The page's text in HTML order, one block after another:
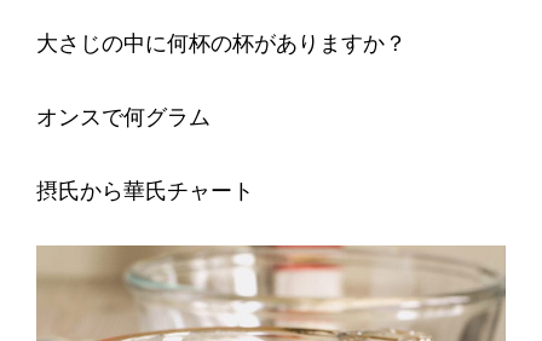
大さじの中に何杯の杯がありますか？
オンスで何グラム
摂氏から華氏チャート